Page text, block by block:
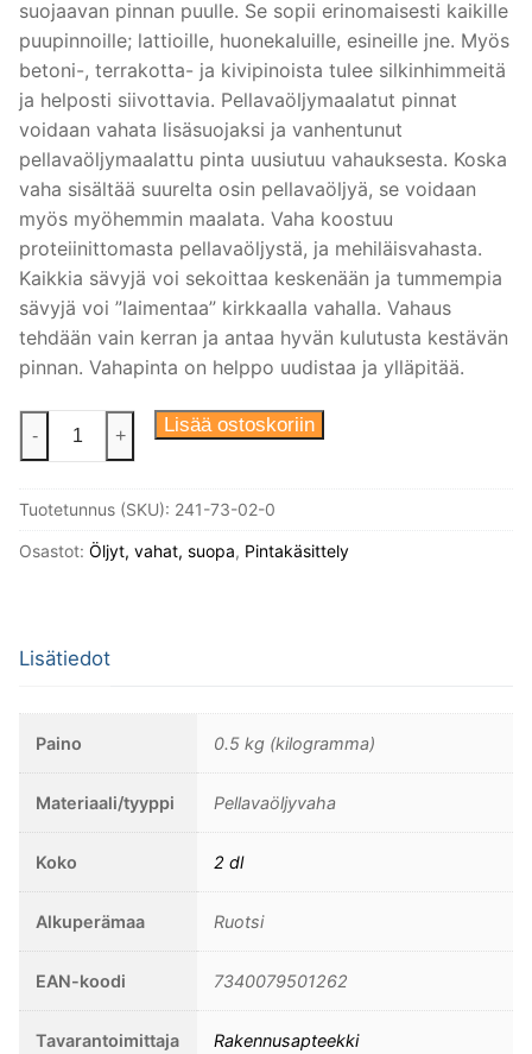
suojaavan pinnan puulle. Se sopii erinomaisesti kaikille
puupinnoille; lattioille, huonekaluille, esineille jne. Myös
betoni-, terrakotta- ja kivipinoista tulee silkinhimmeitä
ja helposti siivottavia. Pellavaöljymaalatut pinnat
voidaan vahata lisäsuojaksi ja vanhentunut
pellavaöljymaalattu pinta uusiutuu vahauksesta. Koska
vaha sisältää suurelta osin pellavaöljyä, se voidaan
myös myöhemmin maalata. Vaha koostuu
proteiinittomasta pellavaöljystä, ja mehiläisvahasta.
Kaikkia sävyjä voi sekoittaa keskenään ja tummempia
sävyjä voi ”laimentaa” kirkkaalla vahalla. Vahaus
tehdään vain kerran ja antaa hyvän kulutusta kestävän
pinnan. Vahapinta on helppo uudistaa ja ylläpitää.
Pellavaöljyvaha
dl
määrä
- + Lisää ostoskoriin
Tuotetunnus (SKU): 241-73-02-0
Osastot: Öljyt, vahat, suopa, Pintakäsittely
Lisätiedot
Paino 0.5 kg (kilogramma)
Materiaali/tyyppi Pellavaöljyvaha
Koko 2 dl
Alkuperämaa Ruotsi
EAN-koodi 7340079501262
Tavarantoimittaja Rakennusapteekki